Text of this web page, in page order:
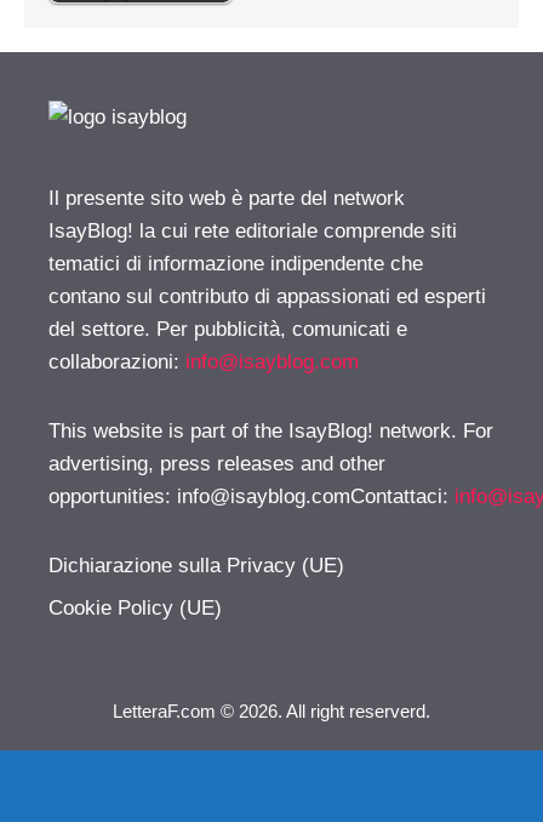
Il presente sito web è parte del network
IsayBlog! la cui rete editoriale comprende siti
tematici di informazione indipendente che
contano sul contributo di appassionati ed esperti
del settore. Per pubblicità, comunicati e
collaborazioni: info@isayblog.com
This website is part of the IsayBlog! network. For
advertising, press releases and other
opportunities: info@isayblog.comContattaci:
Dichiarazione sulla Privacy (UE)
Cookie Policy (UE)
LetteraF.com © 2026. All right reserverd.